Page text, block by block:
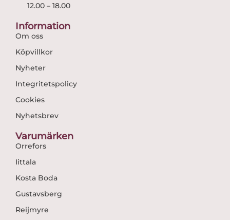
12.00 – 18.00
Information
Om oss
Köpvillkor
Nyheter
Integritetspolicy
Cookies
Nyhetsbrev
Varumärken
Orrefors
Iittala
Kosta Boda
Gustavsberg
Reijmyre